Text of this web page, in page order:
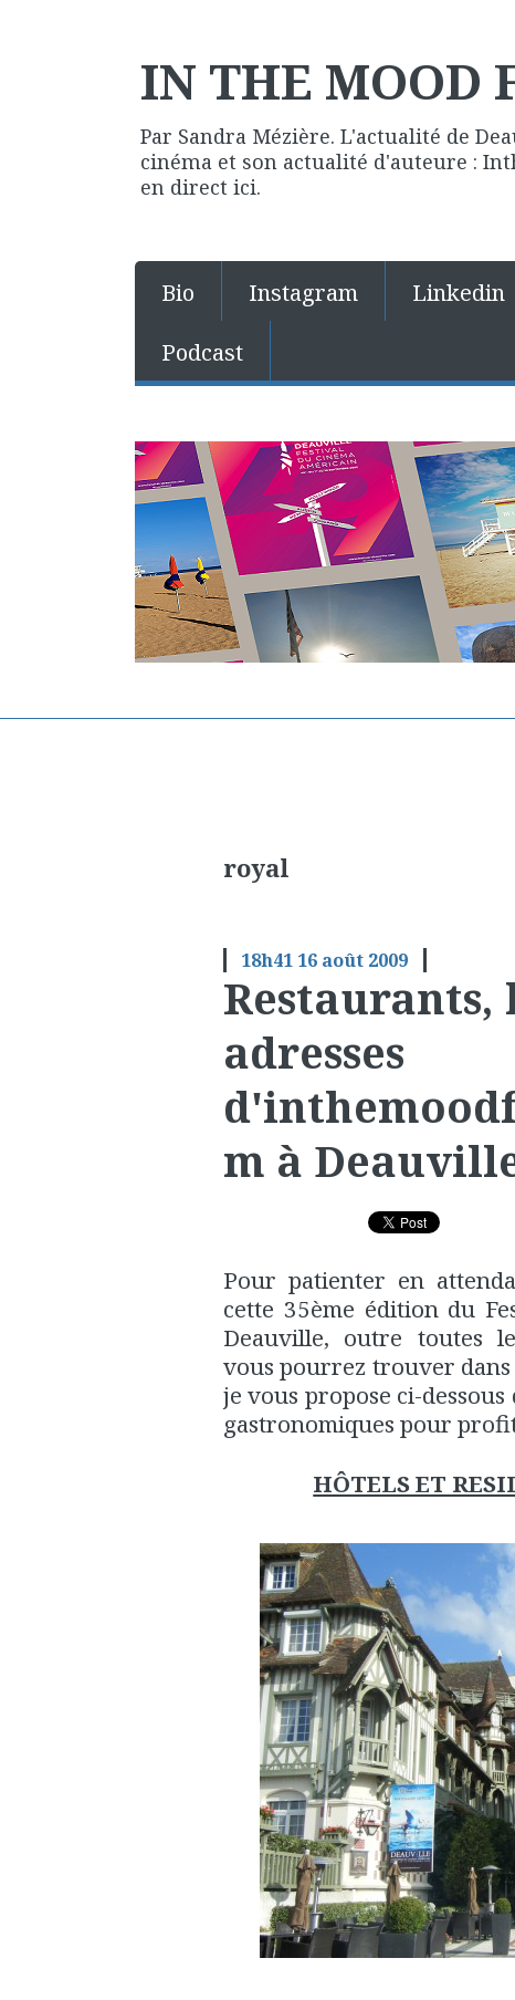
IN THE MOOD
Par Sandra Mézière. L'actualité de
cinéma et son actualité d'auteure :
en direct ici.
Bio Instagram Linkedin
Podcast
royal
18h41 16 août 2009
Restaurants,
adresses
m à
Pour patienter en
cette 35ème édition du
Deauville, outre toutes
vous pourrez trouver
je vous propose ci-
gastronomiques pour
HÔTELS ET